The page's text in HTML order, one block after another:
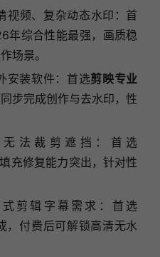
视频、复杂动态水印：首
年综合性能最强，画质稳
场景。
安装软件：首选剪映专业
步完成创作与去水印，性
法裁剪遮挡：首选
充修复能力突出，针对性
剪辑字幕需求：首选
，付费后可解锁高清无水